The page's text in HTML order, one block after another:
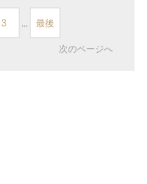
3 最後
次のページへ